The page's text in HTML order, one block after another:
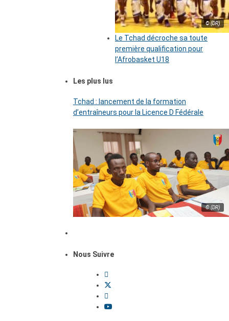
© (DR)
Le Tchad décroche sa toute
première qualification pour
l’Afrobasket U18
Les plus lus
Tchad : lancement de la formation
d’entraîneurs pour la Licence D Fédérale
© (DR)
Nous Suivre